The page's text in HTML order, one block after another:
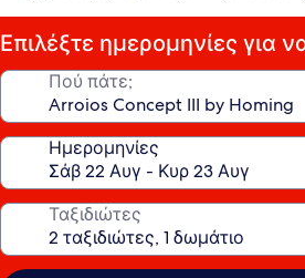
αστέρια
Επιλέξτε ημερομηνίες για
Πού πάτε;
Ημερομηνίες
Ταξιδιώτες